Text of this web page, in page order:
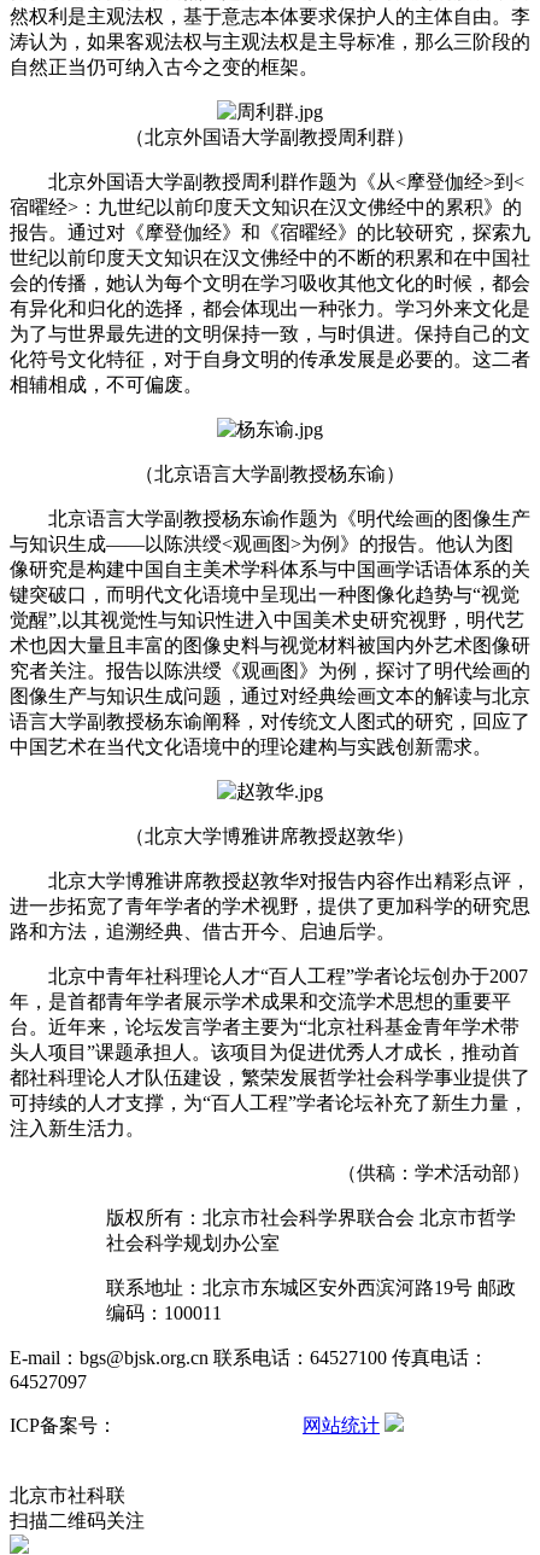
然权利是主观法权，基于意志本体要求保护人的主体自由。李
涛认为，如果客观法权与主观法权是主导标准，那么三阶段的
自然正当仍可纳入古今之变的框架。
（北京外国语大学副教授周利群）
北京外国语大学副教授周利群作题为《从<摩登伽经>到<
宿曜经>：九世纪以前印度天文知识在汉文佛经中的累积》的
报告。通过对《摩登伽经》和《宿曜经》的比较研究，探索九
世纪以前印度天文知识在汉文佛经中的不断的积累和在中国社
会的传播，她认为每个文明在学习吸收其他文化的时候，都会
有异化和归化的选择，都会体现出一种张力。学习外来文化是
为了与世界最先进的文明保持一致，与时俱进。保持自己的文
化符号文化特征，对于自身文明的传承发展是必要的。这二者
相辅相成，不可偏废。
（北京语言大学副教授杨东谕）
北京语言大学副教授杨东谕作题为《明代绘画的图像生产
与知识生成——以陈洪绶<观画图>为例》的报告。他认为图
像研究是构建中国自主美术学科体系与中国画学话语体系的关
键突破口，而明代文化语境中呈现出一种图像化趋势与“视觉
觉醒”,以其视觉性与知识性进入中国美术史研究视野，明代艺
术也因大量且丰富的图像史料与视觉材料被国内外艺术图像研
究者关注。报告以陈洪绶《观画图》为例，探讨了明代绘画的
图像生产与知识生成问题，通过对经典绘画文本的解读与北京
语言大学副教授杨东谕阐释，对传统文人图式的研究，回应了
中国艺术在当代文化语境中的理论建构与实践创新需求。
（北京大学博雅讲席教授赵敦华）
北京大学博雅讲席教授赵敦华对报告内容作出精彩点评，
进一步拓宽了青年学者的学术视野，提供了更加科学的研究思
路和方法，追溯经典、借古开今、启迪后学。
北京中青年社科理论人才“百人工程”学者论坛创办于2007
年，是首都青年学者展示学术成果和交流学术思想的重要平
台。近年来，论坛发言学者主要为“北京社科基金青年学术带
头人项目”课题承担人。该项目为促进优秀人才成长，推动首
都社科理论人才队伍建设，繁荣发展哲学社会科学事业提供了
可持续的人才支撑，为“百人工程”学者论坛补充了新生力量，
注入新生活力。
（供稿：学术活动部）
版权所有：北京市社会科学界联合会 北京市哲学
社会科学规划办公室
联系地址：北京市东城区安外西滨河路19号 邮政
编码：100011
E-mail：bgs@bjsk.org.cn 联系电话：64527100 传真电话：
64527097
ICP备案号： 网站统计
北京市社科联
扫描二维码关注